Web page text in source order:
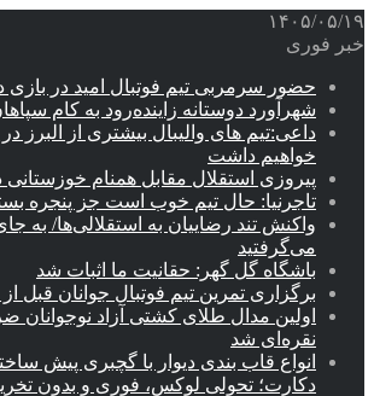
۱۴۰۵/۰۵/۱۹
خبر فوری
حضور سرمربی تیم فوتبال امید در بازی
شهرآورد دوستانه زاینده‌رود به کام
داعی:تیم های والیبال بیشتری از البرز
خواهیم داشت
پیروزی استقلال مقابل همنام خوزستانی
تاجرنیا: حال تیم خوب است جز پنجره
واکنش تند رضاییان به استقلالی‌ها/ به
می‌گرفتید
باشگاه گل گهر: حقانیت ما اثبات شد
برگزاری تمرین تیم فوتبال جوانان قبل
اولین مدال طلای کشتی آزاد
نقره‌ای شد
انواع قاب بندی دیوار با گچبری پیش
دکارت؛ تحولی لوکس، فوری و بدون